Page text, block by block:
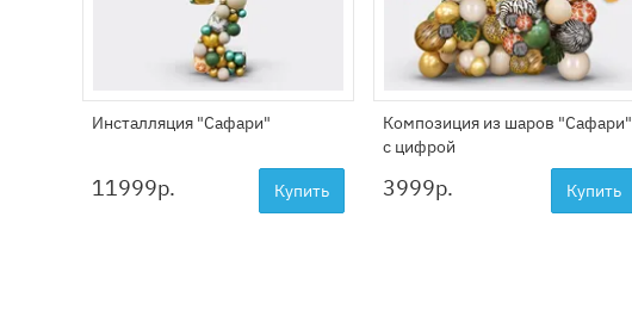
Инсталляция "Сафари"
11999р. Купить
Композиция из шаров "Сафари"
с цифрой
3999р. Купить